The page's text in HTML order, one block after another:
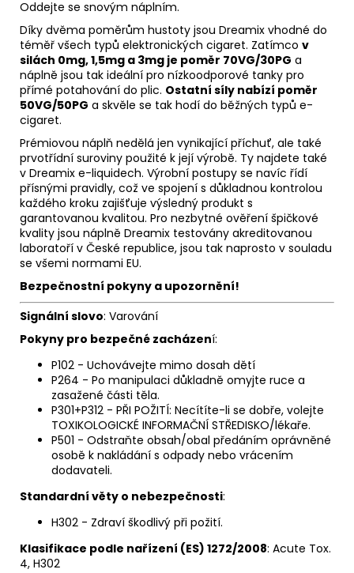
Oddejte se snovým náplním.
Díky dvěma poměrům hustoty jsou Dreamix vhodné do
téměř všech typů elektronických cigaret. Zatímco v
silách 0mg, 1,5mg a 3mg je poměr 70VG/30PG a
náplně jsou tak ideální pro nízkoodporové tanky pro
přímé potahování do plic. Ostatní síly nabízí poměr
50VG/50PG a skvěle se tak hodí do běžných typů e-
cigaret.
Prémiovou náplň nedělá jen vynikající příchuť, ale také
prvotřídní suroviny použité k její výrobě. Ty najdete také
v Dreamix e-liquidech. Výrobní postupy se navíc řídí
přísnými pravidly, což ve spojení s důkladnou kontrolou
každého kroku zajišťuje výsledný produkt s
garantovanou kvalitou. Pro nezbytné ověření špičkové
kvality jsou náplně Dreamix testovány akreditovanou
laboratoří v České republice, jsou tak naprosto v souladu
se všemi normami EU.
Bezpečnostní pokyny a upozornění!
Signální slovo: Varování
Pokyny pro bezpečné zacházení:
P102 - Uchovávejte mimo dosah dětí
P264 - Po manipulaci důkladně omyjte ruce a
zasažené části těla.
P301+P312 - PŘI POŽITÍ: Necítíte-li se dobře, volejte
TOXIKOLOGICKÉ INFORMAČNÍ STŘEDISKO/lékaře.
P501 - Odstraňte obsah/obal předáním oprávněné
osobě k nakládání s odpady nebo vrácením
dodavateli.
Standardní věty o nebezpečnosti:
H302 - Zdraví škodlivý při požití.
Klasifikace podle nařízení (ES) 1272/2008: Acute Tox.
4, H302